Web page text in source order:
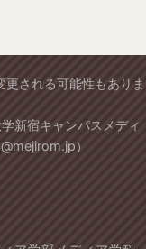
される可能性もありま
新宿キャンパスメディ
）